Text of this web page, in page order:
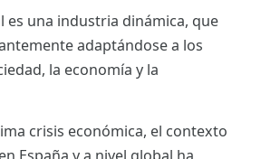
es una industria dinámica, que
adaptándose a los
la economía y la
crisis económica, el contexto